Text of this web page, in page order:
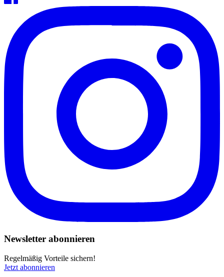
Newsletter abonnieren
Regelmäßig Vorteile sichern!
Jetzt abonnieren